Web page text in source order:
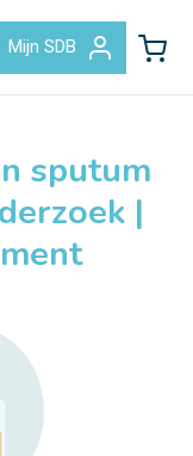
Mijn SDB
sputum
|